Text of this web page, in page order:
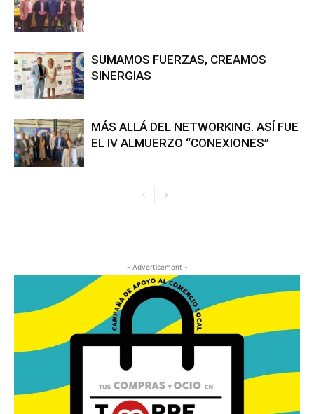
SUMAMOS FUERZAS, CREAMOS
SINERGIAS
MÁS ALLÁ DEL NETWORKING. ASÍ FUE
EL IV ALMUERZO “CONEXIONES”
- Advertisement -